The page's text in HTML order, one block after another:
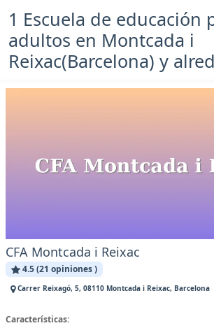
1 Escuela de educación
adultos en Montcada i
Reixac(Barcelona) y
CFA Montcada i Reixac
4.5 (21 opiniones )
Carrer Reixagó, 5, 08110 Montcada i Reixac, Barcelona
Características: